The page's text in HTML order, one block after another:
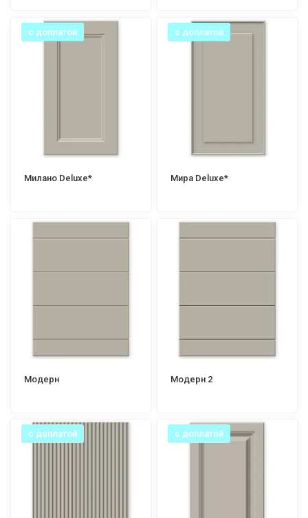
с доплатой
Милано Deluxe*
с доплатой
Мира Deluxe*
Модерн Модерн 2
с доплатой с доплатой